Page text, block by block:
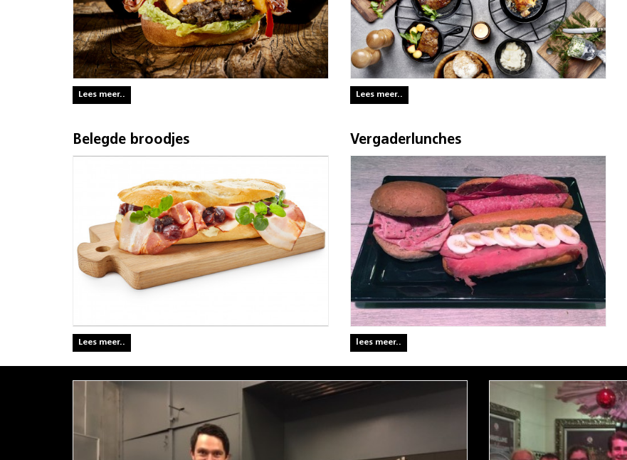
Lees meer.. Lees meer..
Belegde broodjes
Lees meer..
Vergaderlunches
lees meer..